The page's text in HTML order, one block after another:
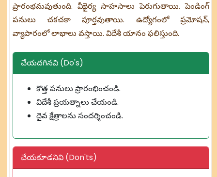
ప్రారంభమవుతుంది. మీ ధైర్య సాహసాలు పెరుగుతాయి. పెండింగ్
పనులు చకచకా పూర్తవుతాయి. ఉద్యోగంలో ప్రమోషన్,
వ్యాపారంలో లాభాలు వస్తాయి. విదేశీ యానం ఫలిస్తుంది.
చేయదగినవి (Do's)
కొత్త పనులు ప్రారంభించండి.
విదేశీ ప్రయత్నాలు చేయండి.
దైవ క్షేత్రాలను సందర్శించండి.
చేయకూడనివి (Don'ts)